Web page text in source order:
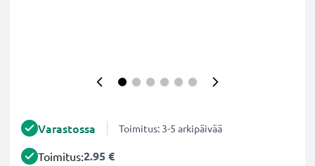
Varastossa Toimitus: 3-5 arkipäivää
Toimitus:2.95 €